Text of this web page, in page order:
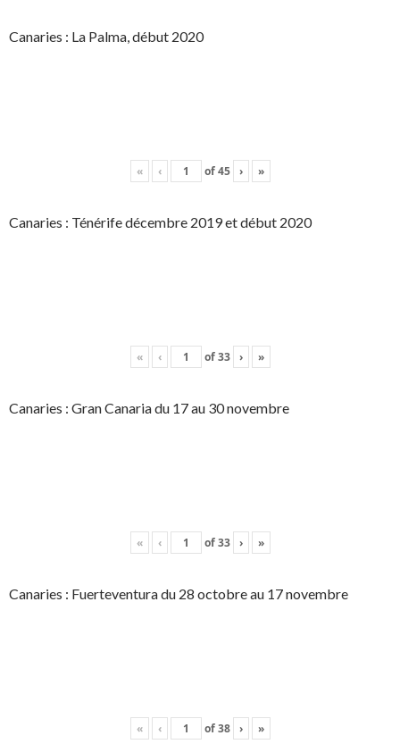
Canaries : La Palma, début 2020
« ‹ of45 › »
Canaries : Ténérife décembre 2019 et début 2020
« ‹ of33 › »
Canaries : Gran Canaria du 17 au 30 novembre
« ‹ of33 › »
Canaries : Fuerteventura du 28 octobre au 17 novembre
« ‹ of38 › »